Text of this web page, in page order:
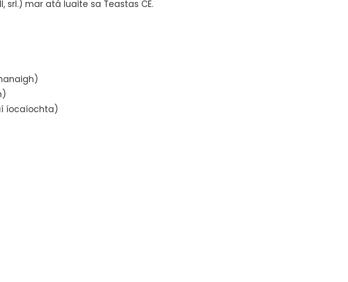
mar atá luaite sa Teastas CE.
íocaíochta)